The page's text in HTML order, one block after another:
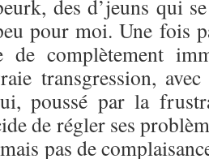
des d’jeuns qui
pour moi. Une fois
de complètement
transgression,
poussé par la
de régler ses
pas de